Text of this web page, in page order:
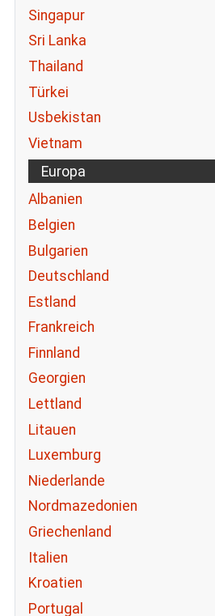
Singapur
Sri Lanka
Thailand
Türkei
Usbekistan
Vietnam
Europa
Albanien
Belgien
Bulgarien
Deutschland
Estland
Frankreich
Finnland
Georgien
Lettland
Litauen
Luxemburg
Niederlande
Nordmazedonien
Griechenland
Italien
Kroatien
Portugal